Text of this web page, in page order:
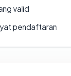
valid
pendaftaran